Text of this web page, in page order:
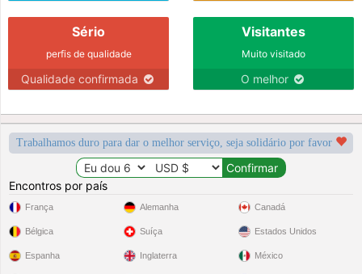
Sério
perfis de qualidade
Qualidade confirmada
Visitantes
Muito visitado
O melhor
Trabalhamos duro para dar o melhor serviço, seja solidário por favor
Encontros por país
França
Bélgica
Espanha
Alemanha
Suíça
Inglaterra
Canadá
Estados Unidos
México